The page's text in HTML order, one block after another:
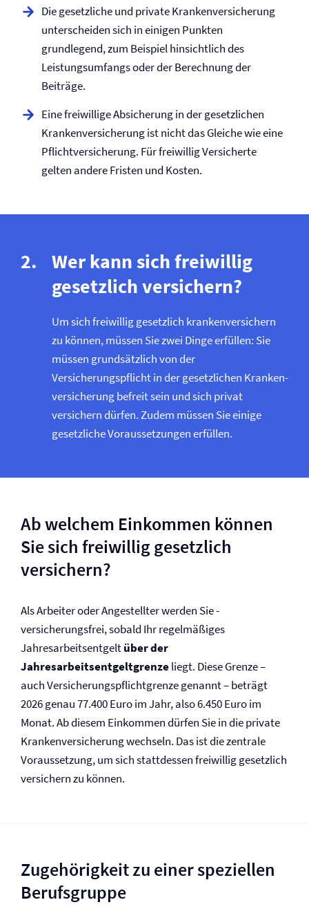
Die gesetzliche und private Kranken­versicherung
unterscheiden sich in einigen Punkten
grundlegend, zum Beispiel hinsichtlich des
Leistungsumfangs oder der Berechnung der
Beiträge.
Eine freiwillige Absicherung in der gesetzlichen
Kranken­versicherung ist nicht das Gleiche wie eine
Pflicht­versicherung. Für freiwillig Versicherte
gelten andere Fristen und Kosten.
Wer kann sich freiwillig
gesetzlich versichern?
Um sich freiwillig gesetzlich krankenversichern
zu können, müssen Sie zwei Dinge erfüllen: Sie
müssen grundsätzlich von der
Versicherungspflicht in der gesetzlichen Kranken­
versicherung befreit sein und sich privat
versichern dürfen. Zudem müssen Sie einige
gesetzliche Voraussetzungen erfüllen.
Ab welchem Einkommen können
Sie sich freiwillig gesetzlich
versichern?
Als Arbeiter oder Angestellter werden Sie ­
versicherungsfrei, sobald Ihr regelmäßiges
Jahresarbeitsentgeltüber der
Jahresarbeitsentgeltgrenzeliegt. Diese Grenze –
auch Versicherungspflicht­grenze genannt – beträgt
2026 genau 77.400 Euro im Jahr, also 6.450 Euro im
Monat. Ab diesem Einkommen dürfen Sie in die private
Kranken­versicherung wechseln. Das ist die zentrale
Voraussetzung, um sich stattdessen freiwillig gesetzlich
versichern zu können.
Zugehörigkeit zu einer speziellen
Berufsgruppe